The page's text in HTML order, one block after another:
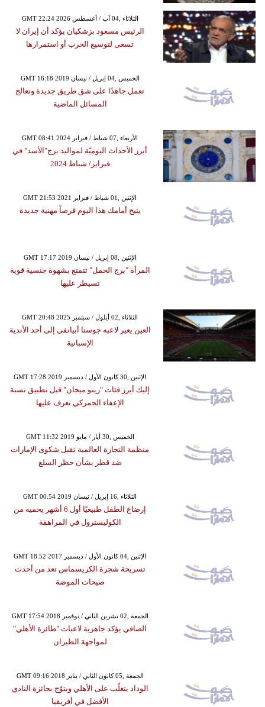
GMT 22:24 2026 الثلاثاء ,04 آب / أغسطس
الرئيس مسعود بزشكيان يؤكد أن إيران لا
تسعى لتوسيع الحرب أو استمرارها
GMT 16:18 2019 الخميس ,04 إبريل / نيسان
تعمل جاهدًا على شق طريق جديدة وتعالج
المسائل الماضية
GMT 08:41 2024 الأربعاء ,07 شباط / فبراير
أبرز الأحداث اليوميّة لمواليد برج"الأسد" في
فبراير/ شباط 2024
GMT 21:53 2021 الإثنين ,01 شباط / فبراير
يتيح أمامك هذا اليوم فرصاً مهنية جديدة
GMT 17:17 2019 الإثنين ,08 إبريل / نيسان
المرأة "برج الحمل" تتمتع بشهوة جنسية قوية
تسيطر عليها
GMT 20:48 2025 الثلاثاء ,02 أيلول / سبتمبر
العين يعير لاعبه جوسنا أبيانفي إلى أحد الأندية
الإسبانية
GMT 17:28 2019 الإثنين ,30 كانون الأول / ديسمبر
إليك أبرز فئات "رينو ميجان" قبل تطبيق نسبة
الإعفاء الجمركي تعرف عليها
GMT 11:32 2019 الخميس ,30 أيار / مايو
منظمة التجارة العالمية تقبل شكوى الإمارات
ضد قطر بشأن حظر السلع
GMT 00:54 2019 الثلاثاء ,16 إبريل / نيسان
إرضاع الطفل طبيعيًا أول 6 أشهر يحميه من
الكوليسترول في المراهقة
GMT 18:52 2017 الإثنين ,04 كانون الأول / ديسمبر
تسريحة شجرة الكريسماس تعد من أحدث
صيحات الموضة
GMT 17:54 2018 الجمعة ,02 تشرين الثاني / نوفمبر
الصافي يؤكد جاهزية لاعبات "طائرة الأهلي"
لمواجهة الطيران
GMT 09:16 2018 الجمعة ,05 كانون الثاني / يناير
الوداد يتغلّب على الأهلي ويتوّج بجائزة النادي
الأفضل في أفريقيا